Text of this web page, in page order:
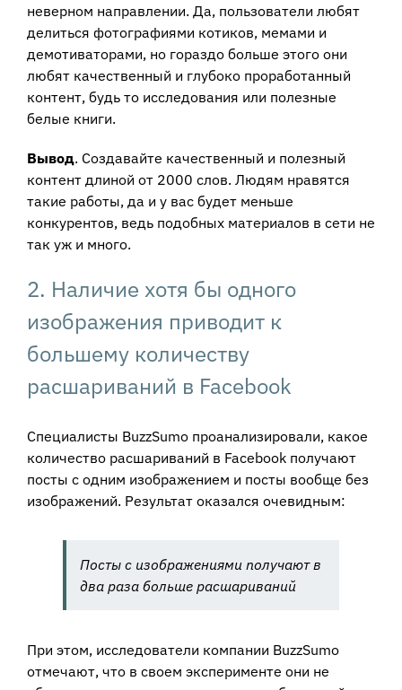
неверном направлении. Да, пользователи любят
делиться фотографиями котиков, мемами и
демотиваторами, но гораздо больше этого они
любят качественный и глубоко проработанный
контент, будь то исследования или полезные
белые книги.
Вывод. Создавайте качественный и полезный
контент длиной от 2000 слов. Людям нравятся
такие работы, да и у вас будет меньше
конкурентов, ведь подобных материалов в сети не
так уж и много.
2. Наличие хотя бы одного
изображения приводит к
большему количеству
расшариваний в Facebook
Специалисты BuzzSumo проанализировали, какое
количество расшариваний в Facebook получают
посты с одним изображением и посты вообще без
изображений. Результат оказался очевидным:
Посты с изображениями получают в
два раза больше расшариваний
При этом, исследователи компании BuzzSumo
отмечают, что в своем эксперименте они не